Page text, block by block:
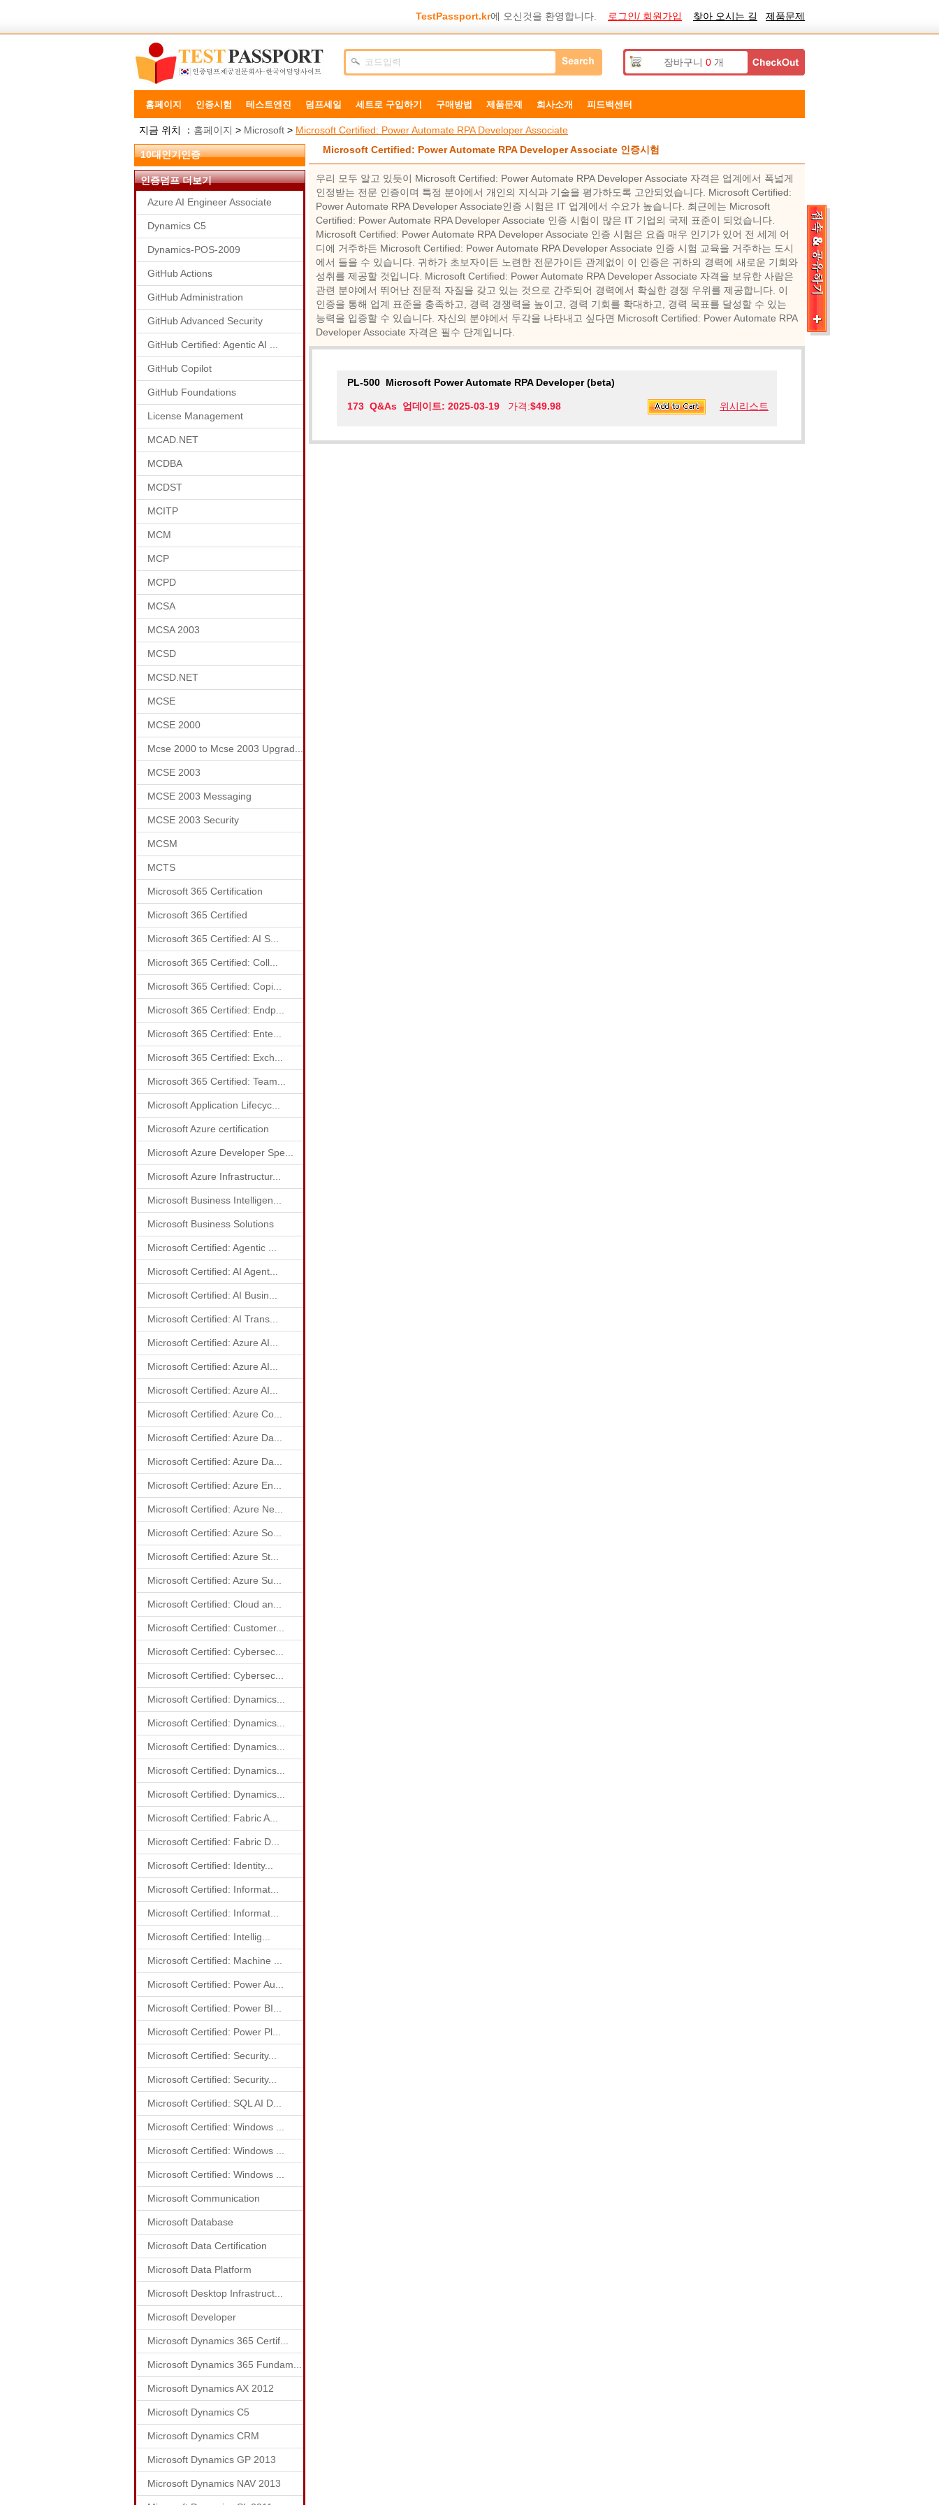
TestPassport.kr에 오신것을 환영합니다. 로그인/ 회원가입 찾아 오시는 길 제품문제
장바구니 0개
홈페이지 인증시험 테스트엔진 덤프세일 세트로 구입하기 구매방법 제품문제 희사소개 피드백센터
지금 위치 ： 홈페이지 > Microsoft > Microsoft Certified: Power Automate RPA Developer Associate
10대인기인증
인증덤프 더보기
Azure AI Engineer Associate
Dynamics C5
Dynamics-POS-2009
GitHub Actions
GitHub Administration
GitHub Advanced Security
GitHub Certified: Agentic AI ...
GitHub Copilot
GitHub Foundations
License Management
MCAD.NET
MCDBA
MCDST
MCITP
MCM
MCP
MCPD
MCSA
MCSA 2003
MCSD
MCSD.NET
MCSE
MCSE 2000
Mcse 2000 to Mcse 2003 Upgrad...
MCSE 2003
MCSE 2003 Messaging
MCSE 2003 Security
MCSM
MCTS
Microsoft 365 Certification
Microsoft 365 Certified
Microsoft 365 Certified: AI S...
Microsoft 365 Certified: Coll...
Microsoft 365 Certified: Copi...
Microsoft 365 Certified: Endp...
Microsoft 365 Certified: Ente...
Microsoft 365 Certified: Exch...
Microsoft 365 Certified: Team...
Microsoft Application Lifecyc...
Microsoft Azure certification
Microsoft Azure Developer Spe...
Microsoft Azure Infrastructur...
Microsoft Business Intelligen...
Microsoft Business Solutions
Microsoft Certified: Agentic ...
Microsoft Certified: AI Agent...
Microsoft Certified: AI Busin...
Microsoft Certified: AI Trans...
Microsoft Certified: Azure AI...
Microsoft Certified: Azure AI...
Microsoft Certified: Azure AI...
Microsoft Certified: Azure Co...
Microsoft Certified: Azure Da...
Microsoft Certified: Azure Da...
Microsoft Certified: Azure En...
Microsoft Certified: Azure Ne...
Microsoft Certified: Azure So...
Microsoft Certified: Azure St...
Microsoft Certified: Azure Su...
Microsoft Certified: Cloud an...
Microsoft Certified: Customer...
Microsoft Certified: Cybersec...
Microsoft Certified: Cybersec...
Microsoft Certified: Dynamics...
Microsoft Certified: Dynamics...
Microsoft Certified: Dynamics...
Microsoft Certified: Dynamics...
Microsoft Certified: Dynamics...
Microsoft Certified: Fabric A...
Microsoft Certified: Fabric D...
Microsoft Certified: Identity...
Microsoft Certified: Informat...
Microsoft Certified: Informat...
Microsoft Certified: Intellig...
Microsoft Certified: Machine ...
Microsoft Certified: Power Au...
Microsoft Certified: Power BI...
Microsoft Certified: Power Pl...
Microsoft Certified: Security...
Microsoft Certified: Security...
Microsoft Certified: SQL AI D...
Microsoft Certified: Windows ...
Microsoft Certified: Windows ...
Microsoft Certified: Windows ...
Microsoft Communication
Microsoft Database
Microsoft Data Certification
Microsoft Data Platform
Microsoft Desktop Infrastruct...
Microsoft Developer
Microsoft Dynamics 365 Certif...
Microsoft Dynamics 365 Fundam...
Microsoft Dynamics AX 2012
Microsoft Dynamics C5
Microsoft Dynamics CRM
Microsoft Dynamics GP 2013
Microsoft Dynamics NAV 2013
Microsoft Certified: Power Automate RPA Developer Associate 인증시험
우리 모두 알고 있듯이 Microsoft Certified: Power Automate RPA Developer Associate 자격은 업계에서 폭넓게
인정받는 전문 인증이며 특정 분야에서 개인의 지식과 기술을 평가하도록 고안되었습니다. Microsoft Certified:
Power Automate RPA Developer Associate인증 시험은 IT 업계에서 수요가 높습니다. 최근에는 Microsoft
Certified: Power Automate RPA Developer Associate 인증 시험이 많은 IT 기업의 국제 표준이 되었습니다.
Microsoft Certified: Power Automate RPA Developer Associate 인증 시험은 요즘 매우 인기가 있어 전 세계 어
디에 거주하든 Microsoft Certified: Power Automate RPA Developer Associate 인증 시험 교육을 거주하는 도시
에서 들을 수 있습니다. 귀하가 초보자이든 노련한 전문가이든 관계없이 이 인증은 귀하의 경력에 ​​새로운 기회와
성취를 제공할 것입니다. Microsoft Certified: Power Automate RPA Developer Associate 자격을 보유한 사람은
관련 분야에서 뛰어난 전문적 자질을 갖고 있는 것으로 간주되어 경력에서 확실한 경쟁 우위를 제공합니다. 이
인증을 통해 업계 표준을 충족하고, 경력 경쟁력을 높이고, 경력 기회를 확대하고, 경력 목표를 달성할 수 있는
능력을 입증할 수 있습니다. 자신의 분야에서 두각을 나타내고 싶다면 Microsoft Certified: Power Automate RPA
Developer Associate 자격은 필수 단계입니다.
PL-500 Microsoft Power Automate RPA Developer (beta)
위시리스트
173 Q&As 업데이트: 2025-03-19 가격:$49.98